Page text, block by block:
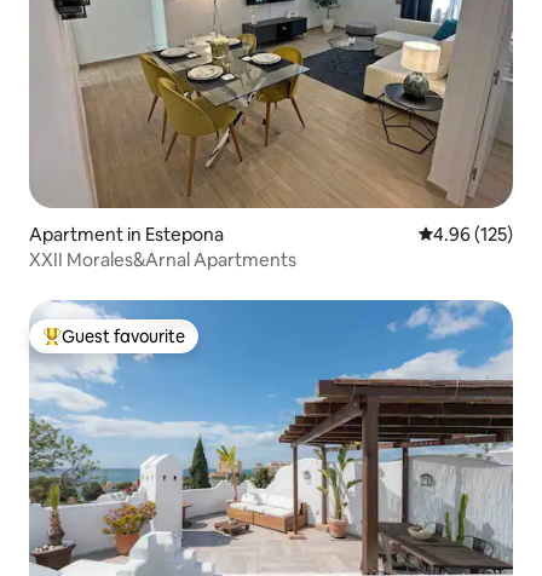
Apartment in Estepona 4.96 out of 5
4.96 (125)
XXII Morales&Arnal Apartments
Top guest favourite
Guest favourite